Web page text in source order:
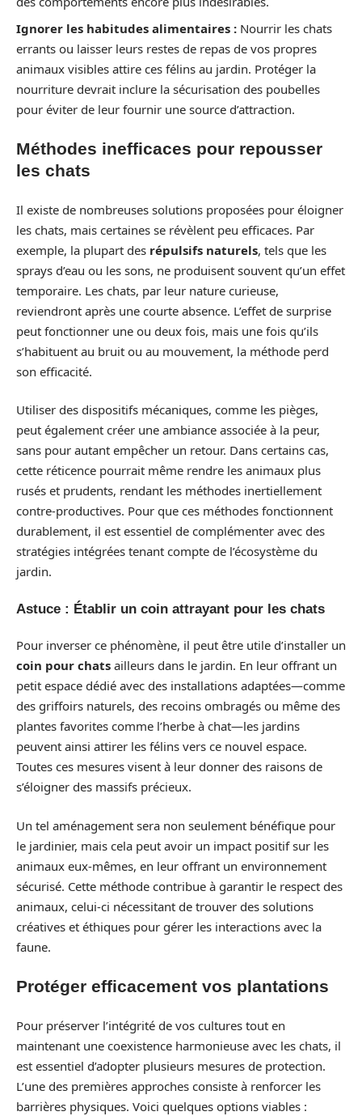
Ignorer les habitudes alimentaires : Nourrir les chats
errants ou laisser leurs restes de repas de vos propres
animaux visibles attire ces félins au jardin. Protéger la
nourriture devrait inclure la sécurisation des poubelles
pour éviter de leur fournir une source d’attraction.
Méthodes inefficaces pour repousser
les chats
Il existe de nombreuses solutions proposées pour éloigner
les chats, mais certaines se révèlent peu efficaces. Par
exemple, la plupart des répulsifs naturels, tels que les
sprays d’eau ou les sons, ne produisent souvent qu’un effet
temporaire. Les chats, par leur nature curieuse,
reviendront après une courte absence. L’effet de surprise
peut fonctionner une ou deux fois, mais une fois qu’ils
s’habituent au bruit ou au mouvement, la méthode perd
son efficacité.
Utiliser des dispositifs mécaniques, comme les pièges,
peut également créer une ambiance associée à la peur,
sans pour autant empêcher un retour. Dans certains cas,
cette réticence pourrait même rendre les animaux plus
rusés et prudents, rendant les méthodes inertiellement
contre-productives. Pour que ces méthodes fonctionnent
durablement, il est essentiel de complémenter avec des
stratégies intégrées tenant compte de l’écosystème du
jardin.
Astuce : Établir un coin attrayant pour les chats
Pour inverser ce phénomène, il peut être utile d’installer un
coin pour chats ailleurs dans le jardin. En leur offrant un
petit espace dédié avec des installations adaptées—comme
des griffoirs naturels, des recoins ombragés ou même des
plantes favorites comme l’herbe à chat—les jardins
peuvent ainsi attirer les félins vers ce nouvel espace.
Toutes ces mesures visent à leur donner des raisons de
s’éloigner des massifs précieux.
Un tel aménagement sera non seulement bénéfique pour
le jardinier, mais cela peut avoir un impact positif sur les
animaux eux-mêmes, en leur offrant un environnement
sécurisé. Cette méthode contribue à garantir le respect des
animaux, celui-ci nécessitant de trouver des solutions
créatives et éthiques pour gérer les interactions avec la
faune.
Protéger efficacement vos plantations
Pour préserver l’intégrité de vos cultures tout en
maintenant une coexistence harmonieuse avec les chats, il
est essentiel d’adopter plusieurs mesures de protection.
L’une des premières approches consiste à renforcer les
barrières physiques. Voici quelques options viables :